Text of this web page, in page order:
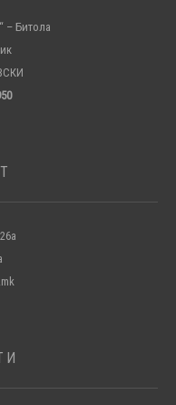
– Битола